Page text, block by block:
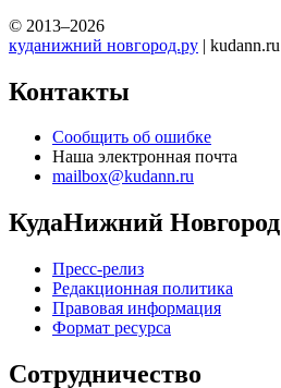
© 2013–2026
куданижний новгород.ру | kudann.ru
Контакты
Сообщить об ошибке
Наша электронная почта
mailbox@kudann.ru
КудаНижний Новгород
Пресс-релиз
Редакционная политика
Правовая информация
Формат ресурса
Сотрудничество